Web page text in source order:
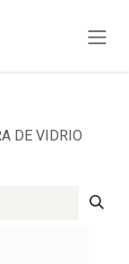
DE VIDRIO